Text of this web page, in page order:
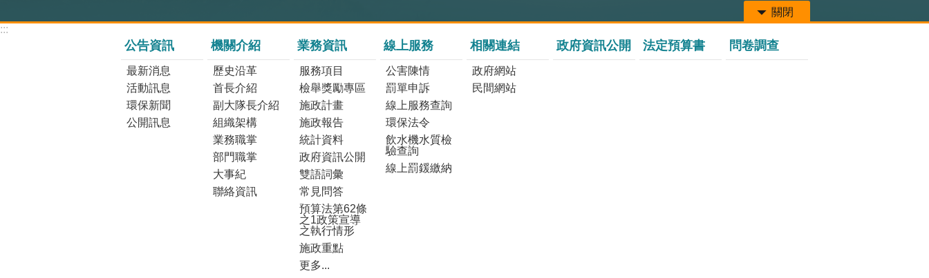
關閉
:::
公告資訊
最新消息
活動訊息
環保新聞
公開訊息
機關介紹
歷史沿革
首長介紹
副大隊長介紹
組織架構
業務職掌
部門職掌
大事紀
聯絡資訊
業務資訊
服務項目
檢舉獎勵專區
施政計畫
施政報告
統計資料
政府資訊公開
雙語詞彙
常見問答
預算法第62條
之1政策宣導
之執行情形
施政重點
更多...
線上服務
公害陳情
罰單申訴
線上服務查詢
環保法令
飲水機水質檢
驗查詢
線上罰鍰繳納
相關連結
政府網站
民間網站
政府資訊公開 法定預算書 問卷調查